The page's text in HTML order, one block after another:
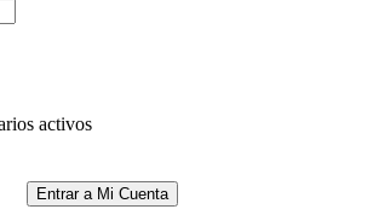
activos
Entrar a Mi Cuenta